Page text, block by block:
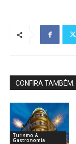
CONFIRA TAMBÉM:
Turismo &
Gastronomia